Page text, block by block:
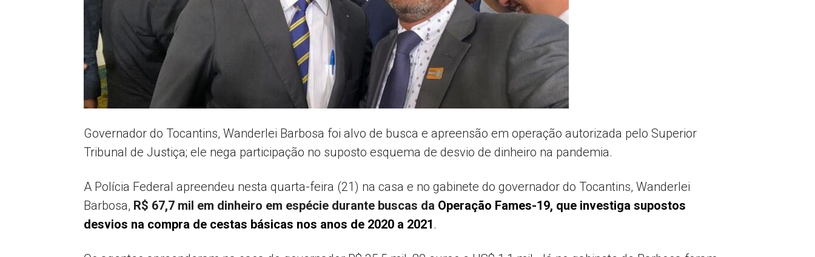
AL
Governador do Tocantins, Wanderlei Barbosa foi alvo de busca e apreensão em operação autorizada pelo Superior
Tribunal de Justiça; ele nega participação no suposto esquema de desvio de dinheiro na pandemia.
A Polícia Federal apreendeu nesta quarta-feira (21) na casa e no gabinete do governador do Tocantins, Wanderlei
Barbosa, R$ 67,7 mil em dinheiro em espécie durante buscas da Operação Fames-19, que investiga supostos
desvios na compra de cestas básicas nos anos de 2020 a 2021 .